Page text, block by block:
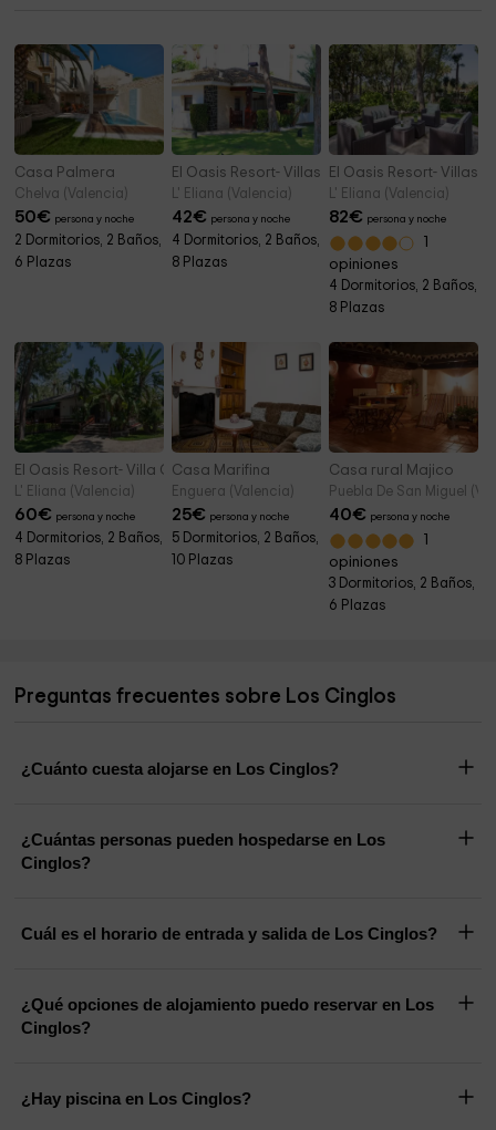
Casa Palmera
Chelva (Valencia)
50€ persona y noche
2 Dormitorios, 2 Baños,
6 Plazas
El Oasis Resort- Villas Standard
L' Eliana (Valencia)
42€ persona y noche
4 Dormitorios, 2 Baños,
8 Plazas
El Oasis Resort- Villas
L' Eliana (Valencia)
82€ persona y noche
opiniones
4 Dormitorios, 2 Baños,
8 Plazas
El Oasis Resort- Villa Casa del Mar
L' Eliana (Valencia)
60€ persona y noche
4 Dormitorios, 2 Baños,
8 Plazas
Casa Marifina
Enguera (Valencia)
25€ persona y noche
5 Dormitorios, 2 Baños,
10 Plazas
Casa rural Majico
Puebla De San Miguel
40€ persona y noche
opiniones
3 Dormitorios, 2 Baños,
6 Plazas
Preguntas frecuentes sobre Los Cinglos
¿Cuánto cuesta alojarse en Los Cinglos?
¿Cuántas personas pueden hospedarse en Los
Cinglos?
Cuál es el horario de entrada y salida de Los Cinglos?
¿Qué opciones de alojamiento puedo reservar en Los
Cinglos?
¿Hay piscina en Los Cinglos?